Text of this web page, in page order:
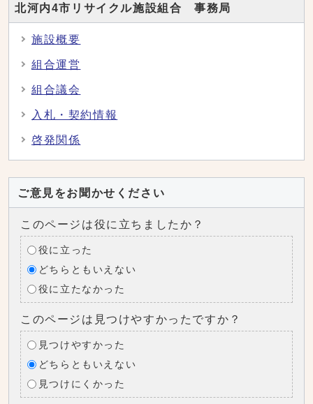
北河内4市リサイクル施設組合 事務局
施設概要
組合運営
組合議会
入札・契約情報
啓発関係
ご意見をお聞かせください
このページは役に立ちましたか？
役に立った
どちらともいえない
役に立たなかった
このページは見つけやすかったですか？
見つけやすかった
どちらともいえない
見つけにくかった